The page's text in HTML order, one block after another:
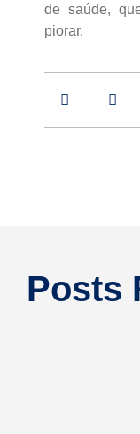
de saúde,
piorar.
Posts